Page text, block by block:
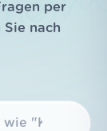
per
nach